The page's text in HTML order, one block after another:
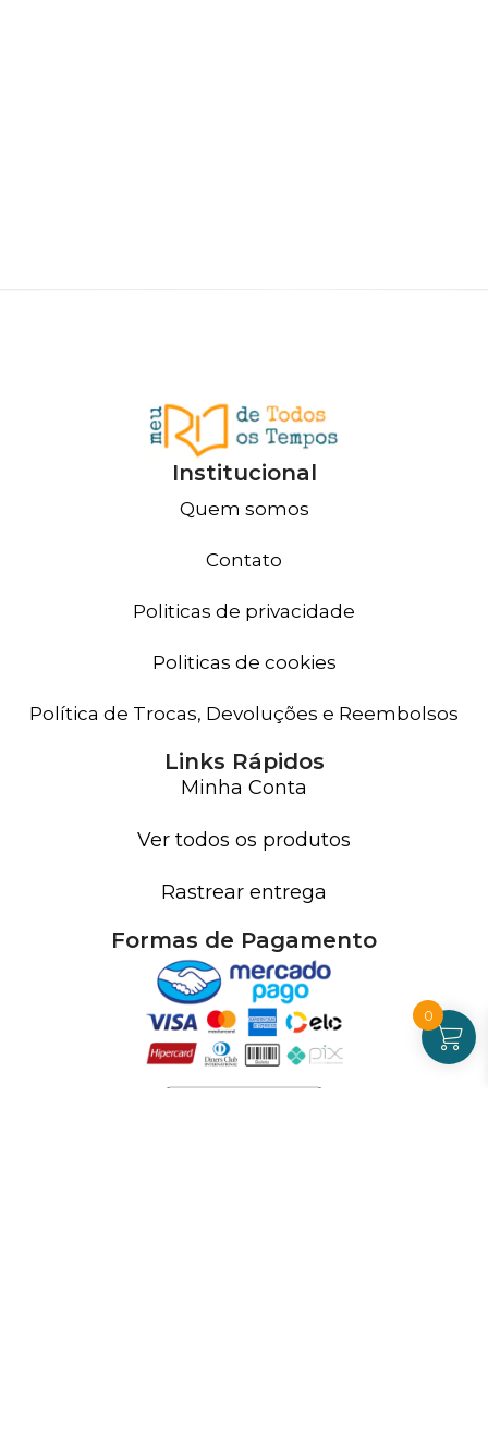
Institucional
Quem somos
Contato
Politicas de privacidade
Politicas de cookies
Política de Trocas, Devoluções e Reembolsos
Links Rápidos
Minha Conta
Ver todos os produtos
Rastrear entrega
Formas de Pagamento
0